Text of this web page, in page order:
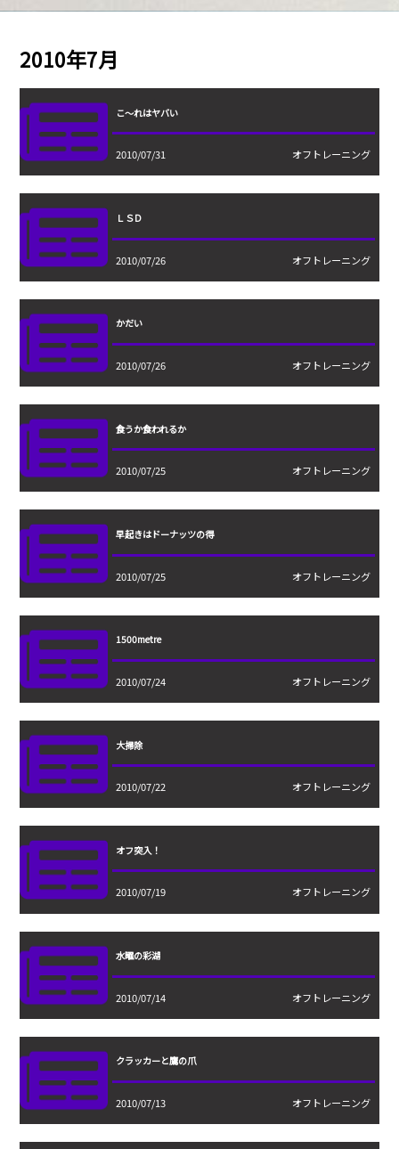
2010年7月
こ～れはヤバい
2010/07/31 オフトレーニング
ＬＳＤ
2010/07/26 オフトレーニング
かだい
2010/07/26 オフトレーニング
食うか食われるか
2010/07/25 オフトレーニング
早起きはドーナッツの得
2010/07/25 オフトレーニング
1500metre
2010/07/24 オフトレーニング
大掃除
2010/07/22 オフトレーニング
オフ突入！
2010/07/19 オフトレーニング
水曜の彩湖
2010/07/14 オフトレーニング
クラッカーと鷹の爪
2010/07/13 オフトレーニング